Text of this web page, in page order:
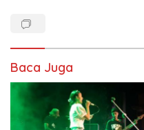
Baca Juga